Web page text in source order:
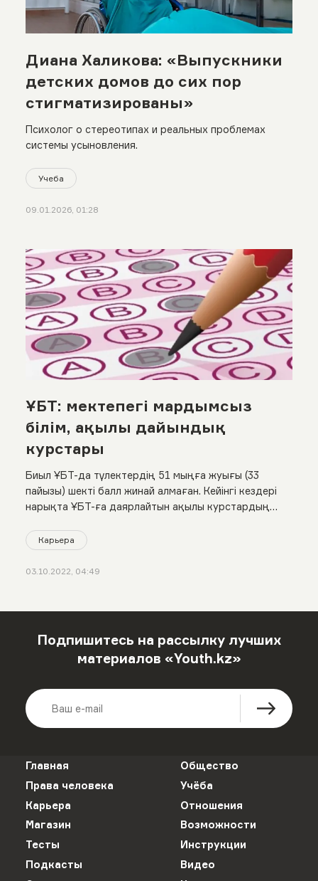
Диана Халикова: «Выпускники
детских домов до сих пор
стигматизированы»
Психолог о стереотипах и реальных проблемах
системы усыновления.
Учеба
09.01.2026, 01:28
ҰБТ: мектепегі мардымсыз
білім, ақылы дайындық
курстары
Биыл ҰБТ-да түлектердің 51 мыңға жуығы (33
пайызы) шекті балл жинай алмаған. Кейінгі кездері
нарықта ҰБТ-ға даярлайтын ақылы курстардың
орталыққа баратын оқушылар да көбейді
Карьера
03.10.2022, 04:49
Подпишитесь на рассылку лучших
материалов «Youth.kz»
Главная
Общество
Права человека
Учёба
Карьера
Отношения
Магазин
Возможности
Тесты
Инструкции
Подкасты
Видео